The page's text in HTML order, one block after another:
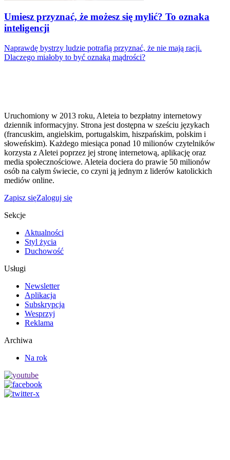
Umiesz przyznać, że możesz się mylić? To oznaka
inteligencji
Naprawdę bystrzy ludzie potrafią przyznać, że nie mają racji.
Dlaczego miałoby to być oznaką mądrości?
Uruchomiony w 2013 roku, Aleteia to bezpłatny internetowy
dziennik informacyjny. Strona jest dostępna w sześciu językach
(francuskim, angielskim, portugalskim, hiszpańskim, polskim i
słoweńskim). Każdego miesiąca ponad 10 milionów czytelników
korzysta z Aletei poprzez jej stronę internetową, aplikację oraz
media społecznościowe. Aleteia dociera do prawie 50 milionów
osób na całym świecie, co czyni ją jednym z liderów katolickich
mediów online.
Zapisz sięZaloguj się
Sekcje
Aktualności
Styl życia
Duchowość
Usługi
Newsletter
Aplikacja
Subskrypcja
Wesprzyj
Reklama
Archiwa
Na rok